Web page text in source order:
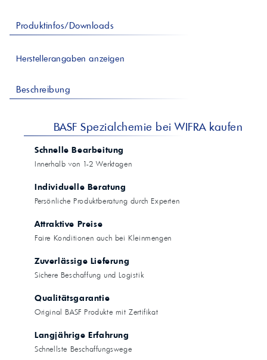
Produktinfos/Downloads
Herstellerangaben anzeigen
Beschreibung
BASF Spezialchemie bei WIFRA kaufen
Schnelle Bearbeitung
Innerhalb von 1-2 Werktagen
Individuelle Beratung
Persönliche Produktberatung durch Experten
Attraktive Preise
Faire Konditionen auch bei Kleinmengen
Zuverlässige Lieferung
Sichere Beschaffung und Logistik
Qualitätsgarantie
Original BASF Produkte mit Zertifikat
Langjährige Erfahrung
Schnellste Beschaffungswege